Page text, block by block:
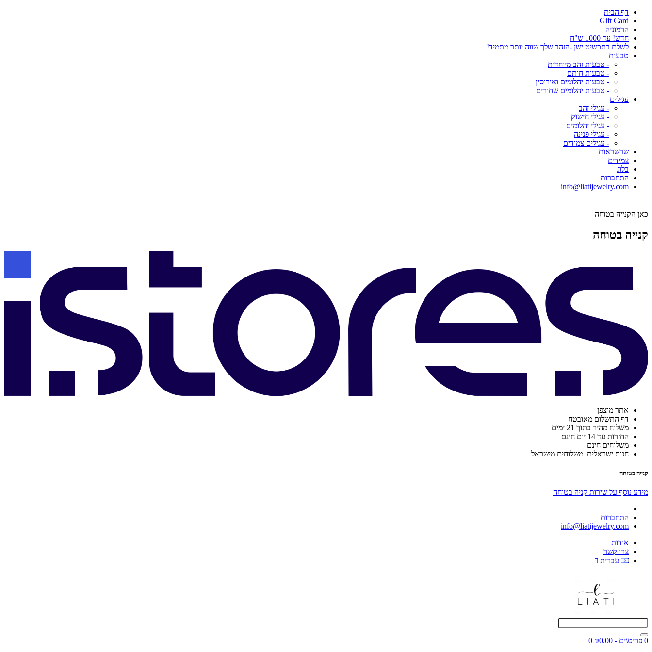
דף הבית
Gift Card
הרמוניה
חדש! עד 1000 ש"ח
לשלם בתכשיט ישן -הזהב שלך שווה יותר מתמיד!
טבעות
- טבעות זהב מיוחדות
- טבעות חותם
- טבעות יהלומים ואירוסין
- טבעות יהלומים שחורים
עגילים
- עגילי זהב
- עגילי חישוק
- עגילי יהלומים
- עגילי פנינה
- עגילים צמודים
שרשראות
צמידים
בלוג
התחברות
info@liatijewelry.com
כאן הקנייה בטוחה
קנייה בטוחה
אתר מוצפן
דף התשלום מאובטח
משלוח מהיר בתוך 21 ימים
החזרות עד 14 יום חינם
משלוחים חינם
חנות ישראלית. משלוחים מישראל
קנייה בטוחה
מידע נוסף על שירות קניה בטוחה
התחברות
info@liatijewelry.com
אודות
צרו קשר
עברית
0 פריט\ים - ₪0.00
0